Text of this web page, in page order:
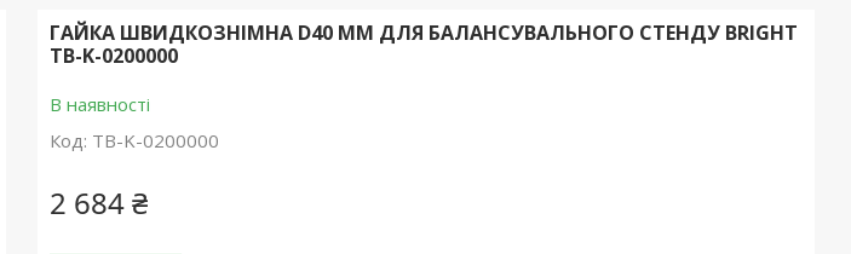
ГАЙКА ШВИДКОЗНІМНА D40 ММ ДЛЯ БАЛАНСУВАЛЬНОГО СТЕНДУ BRIGHT
TB-K-0200000
В наявності
Код: TB-K-0200000
2 684 ₴